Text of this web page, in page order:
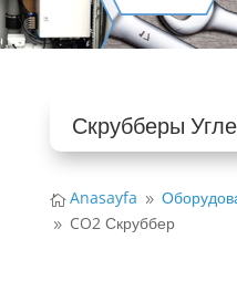
Скрубберы
 Anasayfa 9
9 CO2 Скруббер